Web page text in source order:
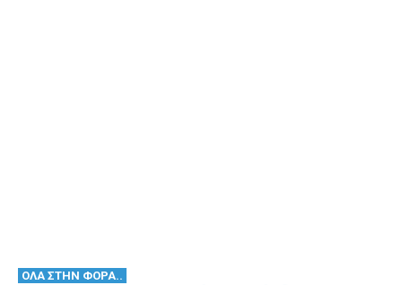
ΟΛΑ ΣΤΗΝ ΦΟΡΑ..